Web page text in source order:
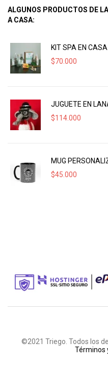
ALGUNOS PRODUCTOS DE
A CASA:
KIT SPA EN
$70.000
JUGUETE EN
$114.000
MUG
$45.000
©2021 Triego. Todos los
Términos